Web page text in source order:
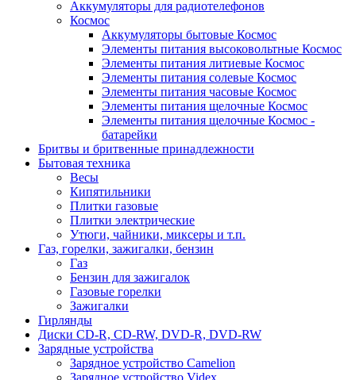
Аккумуляторы для радиотелефонов
Космос
Аккумуляторы бытовые Космос
Элементы питания высоковольтные Космос
Элементы питания литиевые Космос
Элементы питания солевые Космос
Элементы питания часовые Космос
Элементы питания щелочные Космос
Элементы питания щелочные Космос -
батарейки
Бритвы и бритвенные принадлежности
Бытовая техника
Весы
Кипятильники
Плитки газовые
Плитки электрические
Утюги, чайники, миксеры и т.п.
Газ, горелки, зажигалки, бензин
Газ
Бензин для зажигалок
Газовые горелки
Зажигалки
Гирлянды
Диски CD-R, CD-RW, DVD-R, DVD-RW
Зарядные устройства
Зарядное устройство Camelion
Зарядное устройство Videx